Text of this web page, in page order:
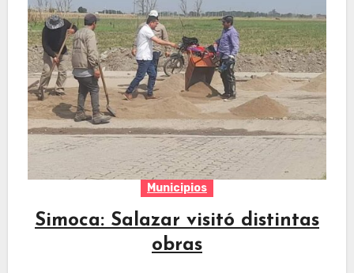
Municipios
Simoca: Salazar visitó distintas
obras